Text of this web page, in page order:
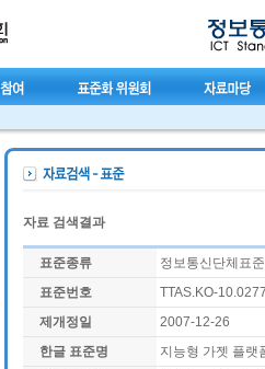
자료 검색결과
표준종류
정보통신단체표
표준번호
TTAS.KO-
제개정일
2007-12-26
한글 표준명
지능형 가젯 플랫